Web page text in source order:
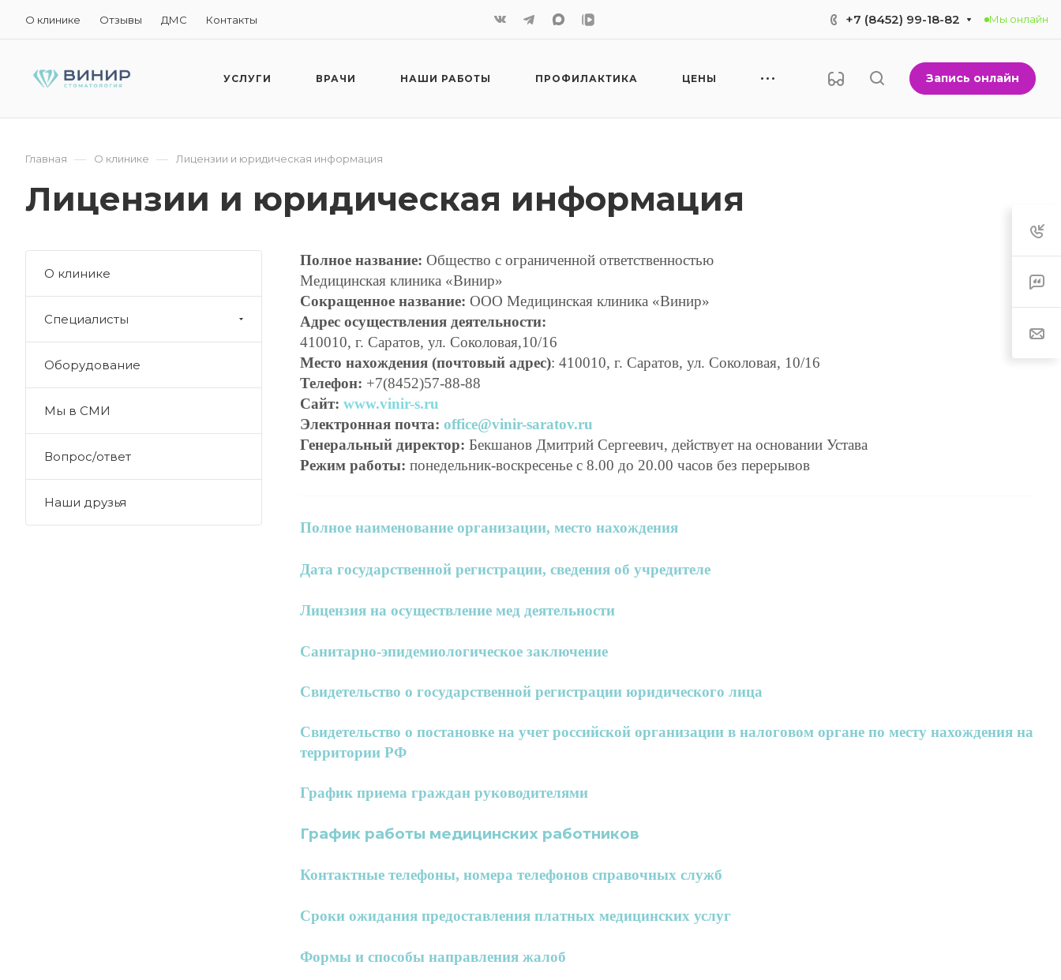
О клинике Отзывы ДМС Контакты +7 (8452) 99-18-82 Мы онлайн
УСЛУГИ ВРАЧИ НАШИ РАБОТЫ ПРОФИЛАКТИКА ЦЕНЫ Запись онлайн
Главная — О клинике — Лицензии и юридическая информация
Лицензии и юридическая информация
Полное название: Общество с ограниченной ответственностью
Медицинская клиника «Винир»
Сокращенное название: ООО Медицинская клиника «Винир»
Адрес осуществления деятельности:
410010, г. Саратов, ул. Соколовая,10/16
Место нахождения (почтовый адрес): 410010, г. Саратов, ул. Соколовая, 10/16
Телефон: +7(8452)57-88-88
Сайт: www.vinir-s.ru
Электронная почта: office@vinir-saratov.ru
Генеральный директор: Бекшанов Дмитрий Сергеевич, действует на основании Устава
Режим работы: понедельник-воскресенье с 8.00 до 20.00 часов без перерывов
Полное наименование организации, место нахождения
Дата государственной регистрации, сведения об учредителе
Лицензия на осуществление мед деятельности
Санитарно-эпидемиологическое заключение
Свидетельство о государственной регистрации юридического лица
Свидетельство о постановке на учет российской организации в налоговом органе по месту нахождения на
территории РФ
График приема граждан руководителями
График работы медицинских работников
Контактные телефоны, номера телефонов справочных служб
Сроки ожидания предоставления платных медицинских услуг
Формы и способы направления жалоб
О клинике
Специалисты
Оборудование
Мы в СМИ
Вопрос/ответ
Наши друзья